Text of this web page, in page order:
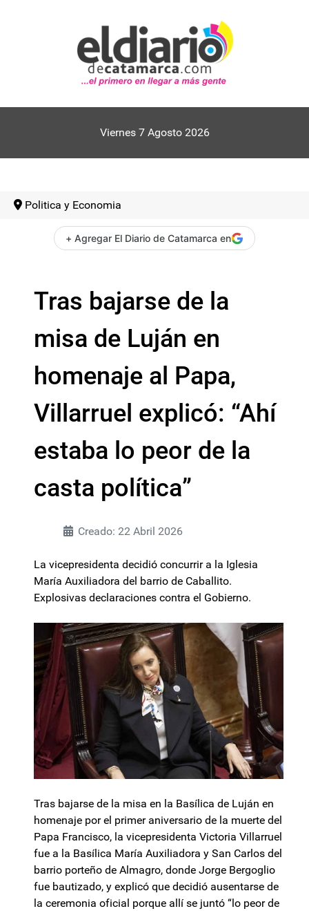
Viernes 7 Agosto 2026
Politica y Economia
+ Agregar El Diario de Catamarca en
Tras bajarse de la
misa de Luján en
homenaje al Papa,
Villarruel explicó: “Ahí
estaba lo peor de la
casta política”
Creado: 22 Abril 2026
La vicepresidenta decidió concurrir a la Iglesia
María Auxiliadora del barrio de Caballito.
Explosivas declaraciones contra el Gobierno.
Tras bajarse de la misa en la Basílica de Luján en
homenaje por el primer aniversario de la muerte del
Papa Francisco, la vicepresidenta Victoria Villarruel
fue a la Basílica María Auxiliadora y San Carlos del
barrio porteño de Almagro, donde Jorge Bergoglio
fue bautizado, y explicó que decidió ausentarse de
la ceremonia oficial porque allí se juntó “lo peor de